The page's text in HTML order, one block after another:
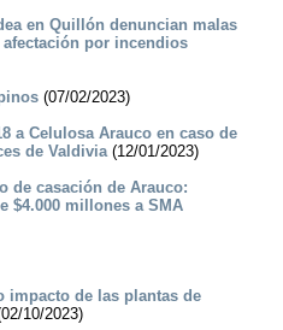
en Quillón denuncian malas
por incendios
(07/02/2023)
a Celulosa Arauco en caso de
de Valdivia(12/01/2023)
de casación de Arauco:
$4.000 millones a SMA
impacto de las plantas de
10/2023)